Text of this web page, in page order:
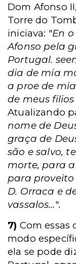
Dom Afonso
Torre do
iniciava: "En
Afonso pela
Portugal.
dia de mia
a proe de
de meus
Atualizando
nome de
graça de
são e salvo,
morte, para
para
D. Orraca e
vassalos…".
7) Com essas
modo
ela se pode